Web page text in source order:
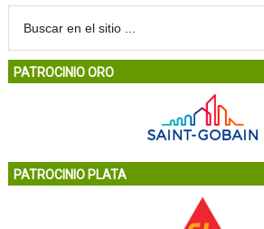
PATROCINIO ORO
PATROCINIO PLATA